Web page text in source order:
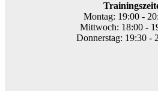
Montag: 19:00 -
Mittwoch: 18:00 -
Donnerstag: 19:30 -